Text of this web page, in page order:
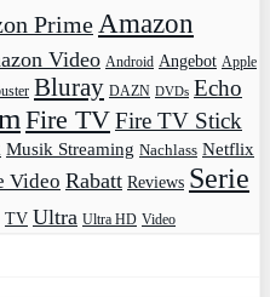
PrimeAmazon
Video Android Angebot Apple
Bluray DAZN DVDs Echo
Fire TVFire TV Stick
Musik Streaming Nachlass Netflix
Video Rabatt Reviews Serie
TV Ultra Ultra HD Video